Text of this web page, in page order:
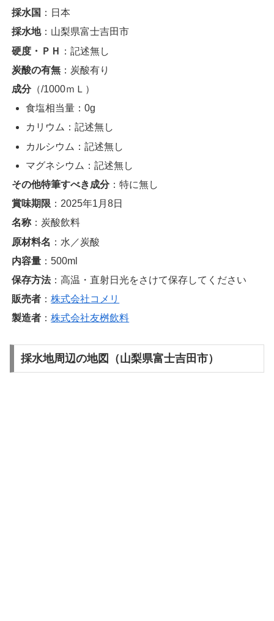
採水国 ：日本
採水地：山梨県富士吉田市
硬度・ＰＨ ：記述無し
炭酸の有無 ：炭酸有り
成分（/1000ｍＬ）
食塩相当量：0g
カリウム：記述無し
カルシウム：記述無し
マグネシウム：記述無し
その他特筆すべき成分：特に無し
賞味期限 ：2025年1月8日
名称 ：炭酸飲料
原材料名 ：水／炭酸
内容量 ：500ml
保存方法：高温・直射日光をさけて保存してください
販売者 ：株式会社コメリ
製造者 ：株式会社友桝飲料
採水地周辺の地図（山梨県富士吉田市）